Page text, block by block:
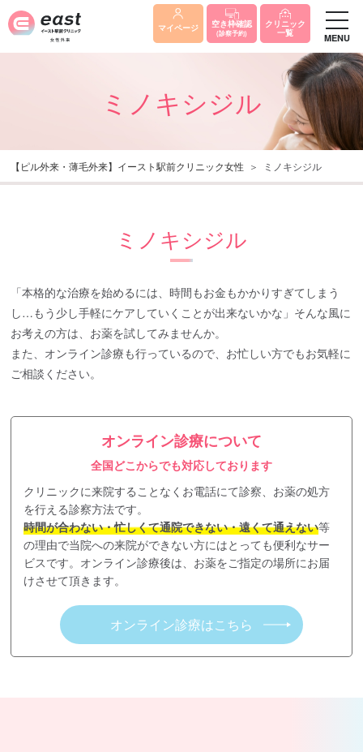
マイページ 空き枠確認
(診察予約)
クリニック
一覧 MENU
ミノキシジル
【ピル外来・薄毛外来】イースト駅前クリニック女性 ミノキシジル
ミノキシジル
「本格的な治療を始めるには、時間もお金もかかりすぎてしまう
し…もう少し手軽にケアしていくことが出来ないかな」そんな風に
お考えの方は、お薬を試してみませんか。
また、オンライン診療も行っているので、お忙しい方でもお気軽に
ご相談ください。
オンライン診療について
全国どこからでも対応しております
クリニックに来院することなくお電話にて診察、お薬の処方
を行える診察方法です。
時間が合わない・忙しくて通院できない・遠くて通えない等
の理由で当院への来院ができない方にはとっても便利なサー
ビスです。オンライン診療後は、お薬をご指定の場所にお届
けさせて頂きます。
オンライン診療はこちら